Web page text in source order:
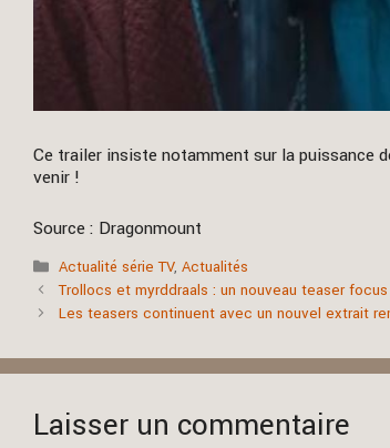
Ce trailer insiste notamment sur la puissance
venir !
Source : Dragonmount
Catégories
Actualité série TV,Actualités
Trollocs et myrddraals : un nouveau teaser
Les teasers continuent avec un nouvel extrait
Laisser un commentaire